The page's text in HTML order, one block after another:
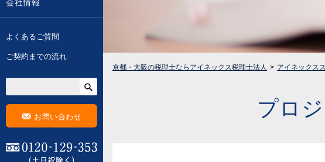
会社情報
よくあるご質問
ご契約までの流れ
F お問い合わせ
京都・大阪の税理士ならアイネックス税理士法人 アイネックス
プロ